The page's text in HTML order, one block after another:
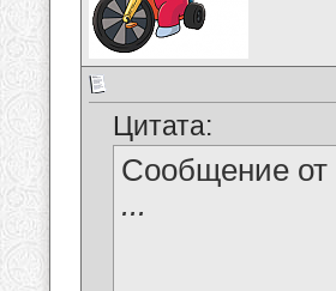
Цитата:
Сообщение от
...